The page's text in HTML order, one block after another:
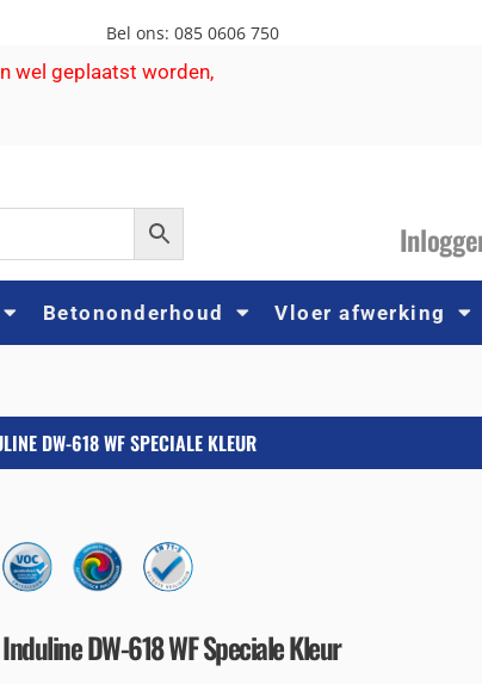
Bel ons: 085 0606 750
wel geplaatst worden,
I
Betononderhoud Vloer afwerking
DW-618 WF SPECIALE KLEUR
Induline DW-618 WF Speciale Kleur